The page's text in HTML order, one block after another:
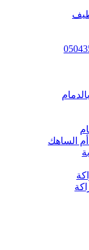
الساهك